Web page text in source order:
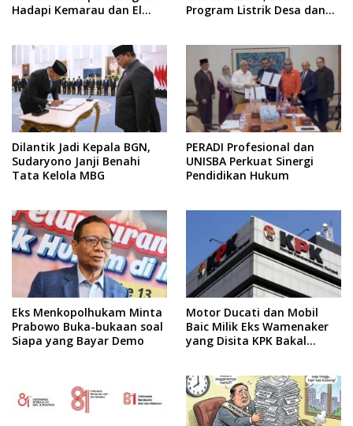
Hadapi Kemarau dan El
Program Listrik Desa dan
Dilantik Jadi Kepala BGN,
Sudaryono Janji Benahi
Tata Kelola MBG
PERADI Profesional dan
UNISBA Perkuat Sinergi
Pendidikan Hukum
Eks Menkopolhukam Minta
Prabowo Buka-bukaan soal
Siapa yang Bayar Demo
Motor Ducati dan Mobil
Baic Milik Eks Wamenaker
yang Disita KPK Bakal